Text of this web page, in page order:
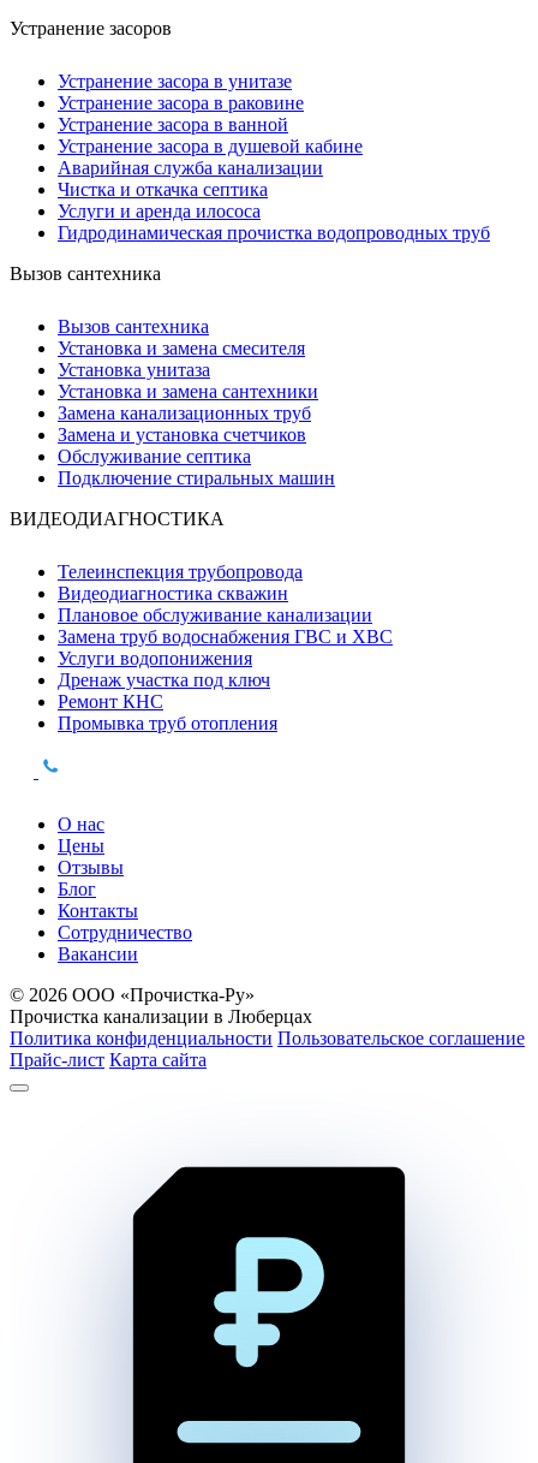
Устранение засоров
Устранение засора в унитазе
Устранение засора в раковине
Устранение засора в ванной
Устранение засора в душевой кабине
Аварийная служба канализации
Чистка и откачка септика
Услуги и аренда илососа
Гидродинамическая прочистка водопроводных труб
Вызов сантехника
Вызов сантехника
Установка и замена смесителя
Установка унитаза
Установка и замена сантехники
Замена канализационных труб
Замена и установка счетчиков
Обслуживание септика
Подключение стиральных машин
ВИДЕОДИАГНОСТИКА
Телеинспекция трубопровода
Видеодиагностика скважин
Плановое обслуживание канализации
Замена труб водоснабжения ГВС и ХВС
Услуги водопонижения
Дренаж участка под ключ
Ремонт КНС
Промывка труб отопления
О нас
Цены
Отзывы
Блог
Контакты
Сотрудничество
Вакансии
© 2026 ООО «Прочистка-Ру»
Прочистка канализации в Люберцах
Политика конфиденциальности Пользовательское соглашение
Прайс-лист Карта сайта